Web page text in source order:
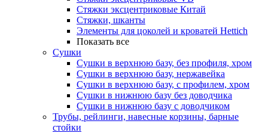
Стяжки эксцентриковые Китай
Стяжки, шканты
Элементы для цоколей и кроватей Hettich
Показать все
Сушки
Сушки в верхнюю базу, без профиля, хром
Сушки в верхнюю базу, нержавейка
Сушки в верхнюю базу, с профилем, хром
Сушки в нижнюю базу без доводчика
Сушки в нижнюю базу с доводчиком
Трубы, рейлинги, навесные корзины, барные
стойки